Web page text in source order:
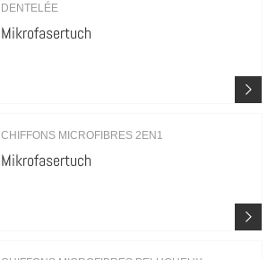
DENTELÉE
Mikrofasertuch
CHIFFONS MICROFIBRES 2EN1
Mikrofasertuch